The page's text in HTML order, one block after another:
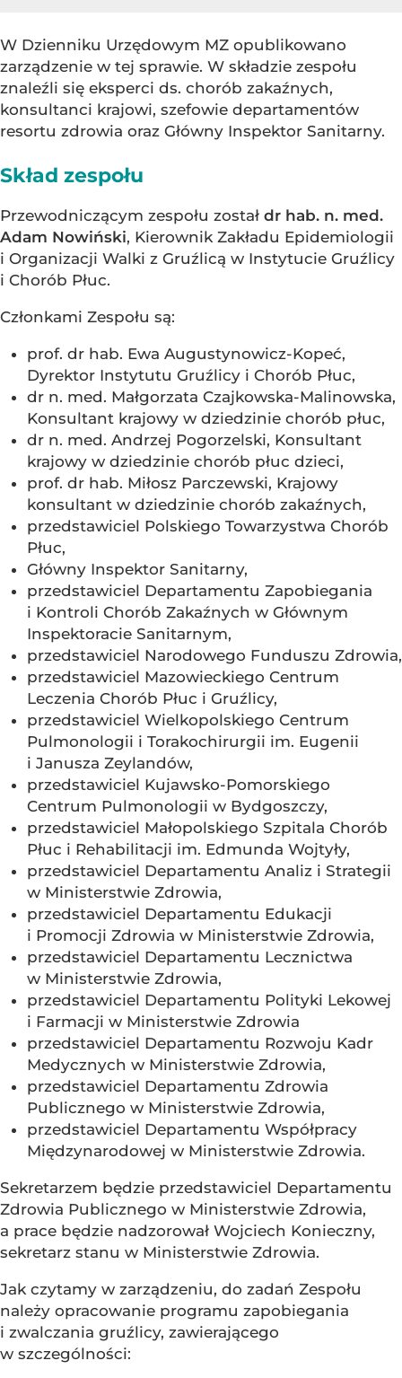
W Dzienniku Urzędowym MZ opublikowano
zarządzenie w tej sprawie. W składzie zespołu
znaleźli się eksperci ds. chorób zakaźnych,
konsultanci krajowi, szefowie departamentów
resortu zdrowia oraz Główny Inspektor Sanitarny.
Skład zespołu
Przewodniczącym zespołu został dr hab. n. med.
Adam Nowiński, Kierownik Zakładu Epidemiologii
i Organizacji Walki z Gruźlicą w Instytucie Gruźlicy
i Chorób Płuc.
Członkami Zespołu są:
prof. dr hab. Ewa Augustynowicz-Kopeć,
Dyrektor Instytutu Gruźlicy i Chorób Płuc,
dr n. med. Małgorzata Czajkowska-Malinowska,
Konsultant krajowy w dziedzinie chorób płuc,
dr n. med. Andrzej Pogorzelski, Konsultant
krajowy w dziedzinie chorób płuc dzieci,
prof. dr hab. Miłosz Parczewski, Krajowy
konsultant w dziedzinie chorób zakaźnych,
przedstawiciel Polskiego Towarzystwa Chorób
Płuc,
Główny Inspektor Sanitarny,
przedstawiciel Departamentu Zapobiegania
i Kontroli Chorób Zakaźnych w Głównym
Inspektoracie Sanitarnym,
przedstawiciel Narodowego Funduszu Zdrowia,
przedstawiciel Mazowieckiego Centrum
Leczenia Chorób Płuc i Gruźlicy,
przedstawiciel Wielkopolskiego Centrum
Pulmonologii i Torakochirurgii im. Eugenii
i Janusza Zeylandów,
przedstawiciel Kujawsko-Pomorskiego
Centrum Pulmonologii w Bydgoszczy,
przedstawiciel Małopolskiego Szpitala Chorób
Płuc i Rehabilitacji im. Edmunda Wojtyły,
przedstawiciel Departamentu Analiz i Strategii
w Ministerstwie Zdrowia,
przedstawiciel Departamentu Edukacji
i Promocji Zdrowia w Ministerstwie Zdrowia,
przedstawiciel Departamentu Lecznictwa
w Ministerstwie Zdrowia,
przedstawiciel Departamentu Polityki Lekowej
i Farmacji w Ministerstwie Zdrowia
przedstawiciel Departamentu Rozwoju Kadr
Medycznych w Ministerstwie Zdrowia,
przedstawiciel Departamentu Zdrowia
Publicznego w Ministerstwie Zdrowia,
przedstawiciel Departamentu Współpracy
Międzynarodowej w Ministerstwie Zdrowia.
Sekretarzem będzie przedstawiciel Departamentu
Zdrowia Publicznego w Ministerstwie Zdrowia,
a prace będzie nadzorował Wojciech Konieczny,
sekretarz stanu w Ministerstwie Zdrowia.
Jak czytamy w zarządzeniu, do zadań Zespołu
należy opracowanie programu zapobiegania
i zwalczania gruźlicy, zawierającego
w szczególności: